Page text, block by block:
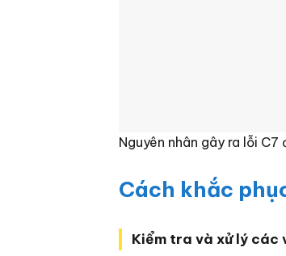
Nguyên nhân gây ra lỗi C7
Cách khắc
Kiểm tra và xử lý các